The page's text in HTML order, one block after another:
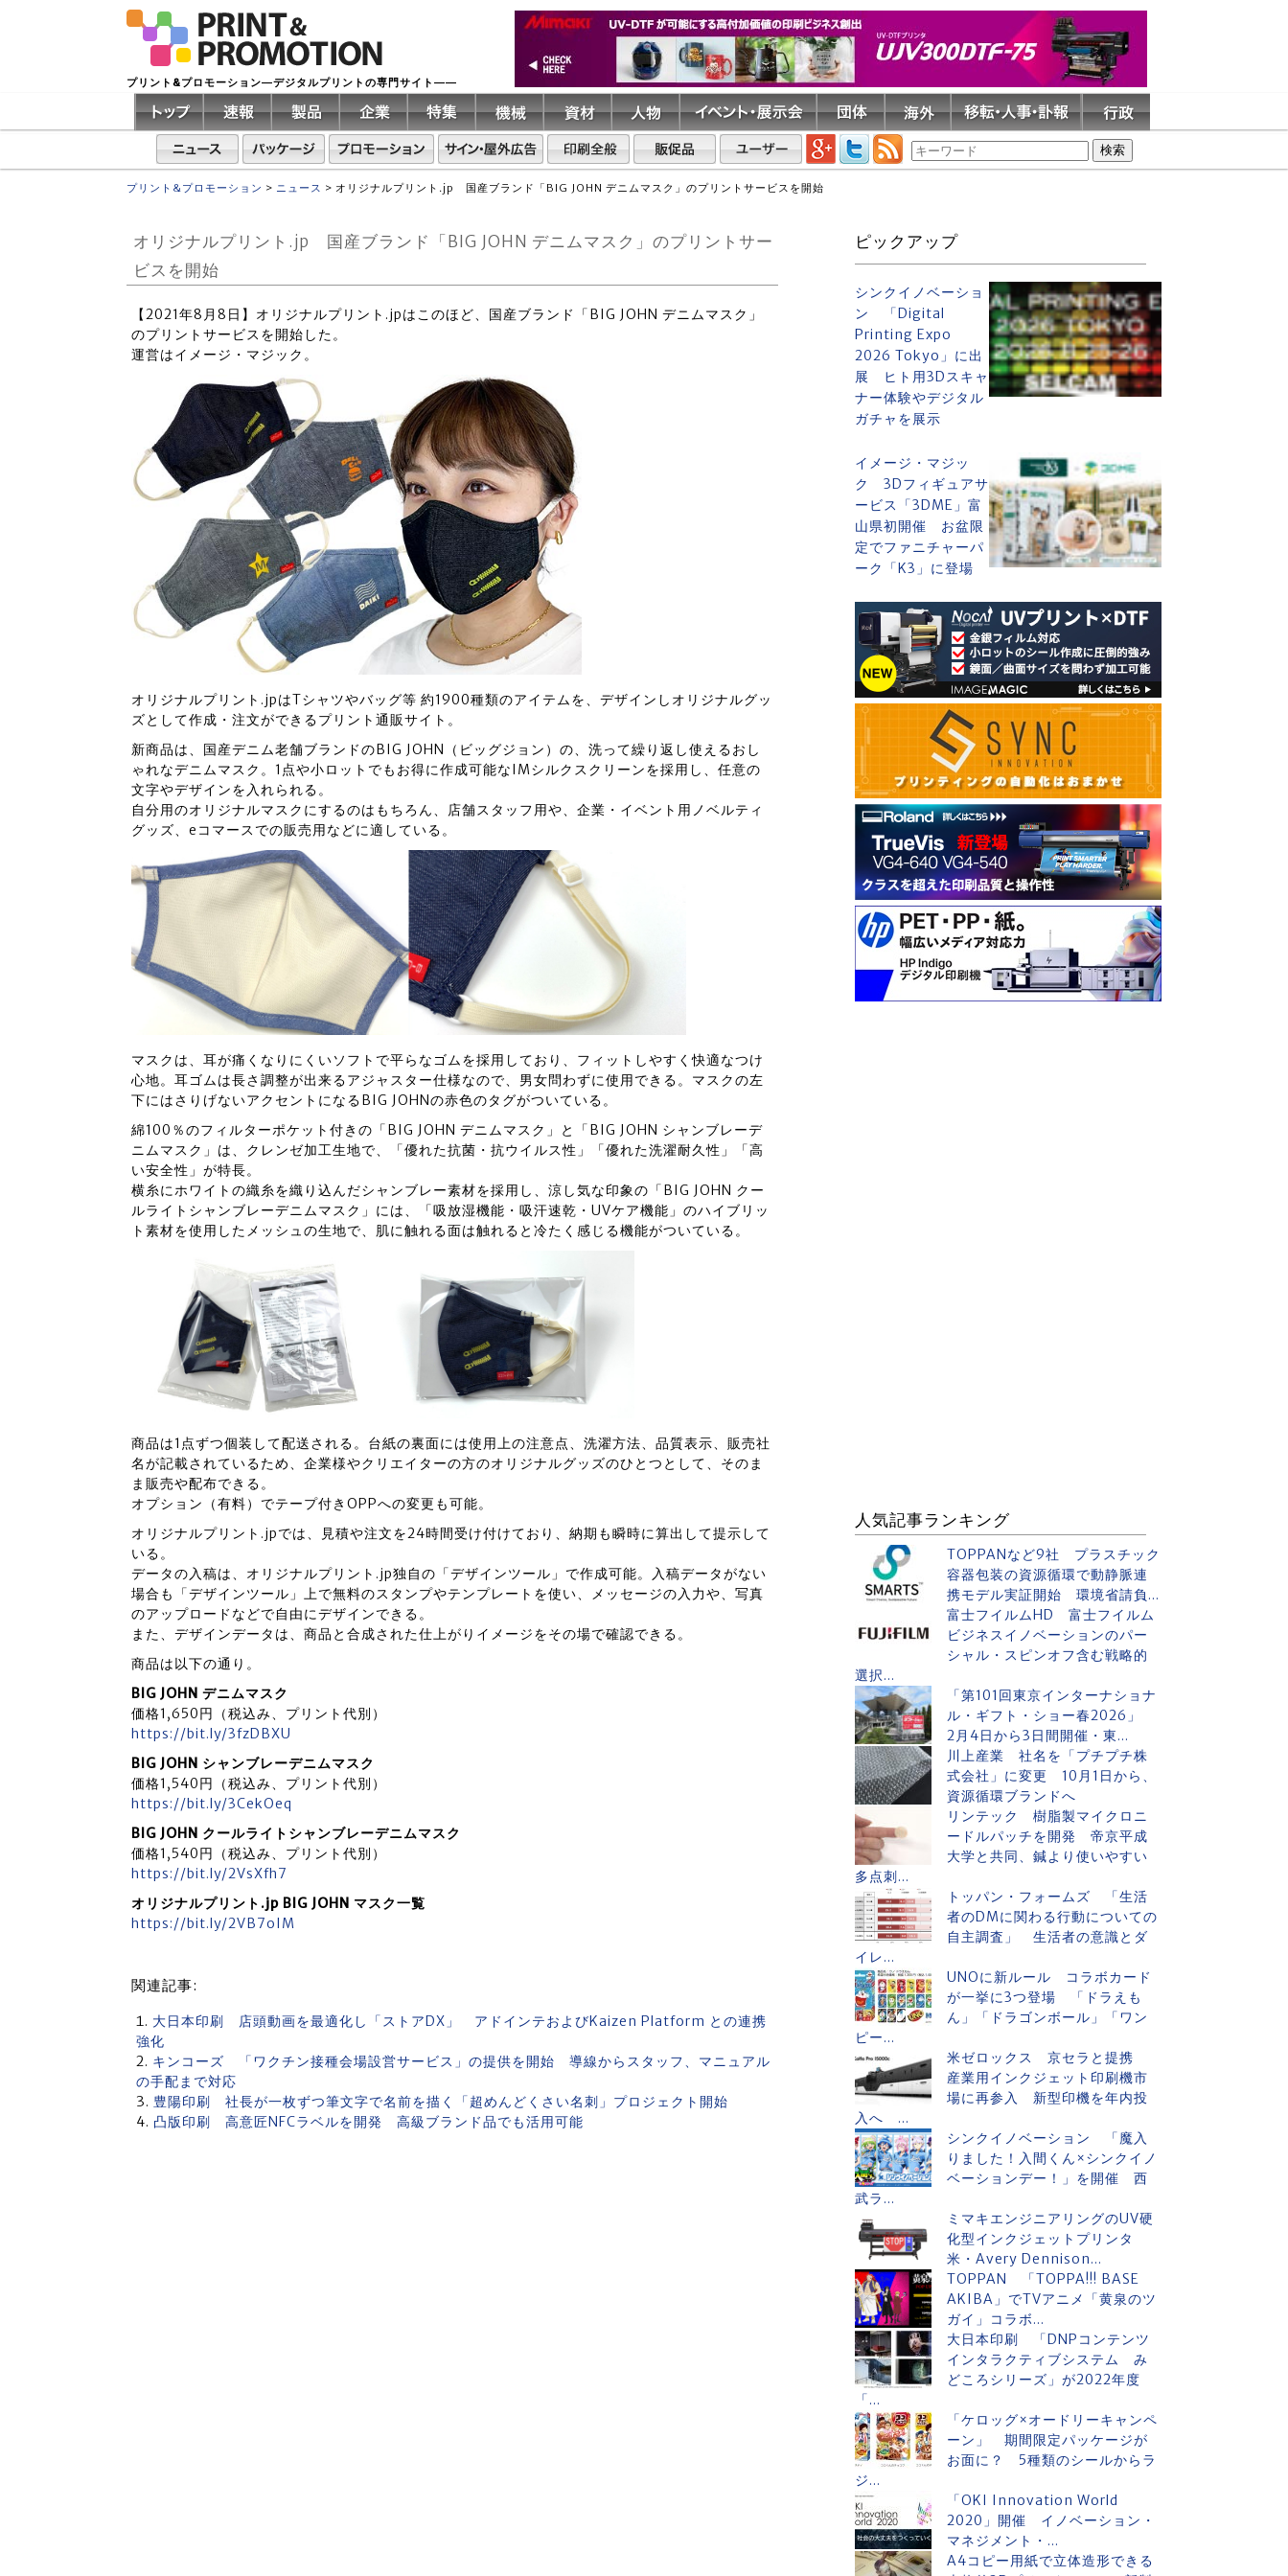
プリント&プロモーション―デジタルプリントの専門サイト――
プリント&プロモーション > ニュース > オリジナルプリント.jp 国産ブランド「BIG JOHN デニムマスク」のプリントサービスを開始
オリジナルプリント.jp 国産ブランド「BIG JOHN デニムマスク」のプリントサー
ビスを開始
【2021年8月8日】オリジナルプリント.jpはこのほど、国産ブランド「BIG JOHN デニムマスク」
のプリントサービスを開始した。
運営はイメージ・マジック。
オリジナルプリント.jpはTシャツやバッグ等 約1900種類のアイテムを、デザインしオリジナルグッ
ズとして作成・注文ができるプリント通販サイト。
新商品は、国産デニム老舗ブランドのBIG JOHN（ビッグジョン）の、洗って繰り返し使えるおし
ゃれなデニムマスク。1点や小ロットでもお得に作成可能なIMシルクスクリーンを採用し、任意の
文字やデザインを入れられる。
自分用のオリジナルマスクにするのはもちろん、店舗スタッフ用や、企業・イベント用ノベルティ
グッズ、eコマースでの販売用などに適している。
マスクは、耳が痛くなりにくいソフトで平らなゴムを採用しており、フィットしやすく快適なつけ
心地。耳ゴムは長さ調整が出来るアジャスター仕様なので、男女問わずに使用できる。マスクの左
下にはさりげないアクセントになるBIG JOHNの赤色のタグがついている。
綿100％のフィルターポケット付きの「BIG JOHN デニムマスク」と「BIG JOHN シャンブレーデ
ニムマスク」は、クレンゼ加工生地で、「優れた抗菌・抗ウイルス性」「優れた洗濯耐久性」「高
い安全性」が特長。
横糸にホワイトの織糸を織り込んだシャンブレー素材を採用し、涼し気な印象の「BIG JOHN クー
ルライトシャンブレーデニムマスク」には、「吸放湿機能・吸汗速乾・UVケア機能」のハイブリッ
ト素材を使用したメッシュの生地で、肌に触れる面は触れると冷たく感じる機能がついている。
商品は1点ずつ個装して配送される。台紙の裏面には使用上の注意点、洗濯方法、品質表示、販売社
名が記載されているため、企業様やクリエイターの方のオリジナルグッズのひとつとして、そのま
ま販売や配布できる。
オプション（有料）でテープ付きOPPへの変更も可能。
オリジナルプリント.jpでは、見積や注文を24時間受け付けており、納期も瞬時に算出して提示して
いる。
データの入稿は、オリジナルプリント.jp独自の「デザインツール」で作成可能。入稿データがない
場合も「デザインツール」上で無料のスタンプやテンプレートを使い、メッセージの入力や、写真
のアップロードなどで自由にデザインできる。
また、デザインデータは、商品と合成された仕上がりイメージをその場で確認できる。
商品は以下の通り。
BIG JOHN デニムマスク
価格1,650円（税込み、プリント代別）
https://bit.ly/3fzDBXU
BIG JOHN シャンブレーデニムマスク
価格1,540円（税込み、プリント代別）
https://bit.ly/3CekOeq
BIG JOHN クールライトシャンブレーデニムマスク
価格1,540円（税込み、プリント代別）
https://bit.ly/2VsXfh7
オリジナルプリント.jp BIG JOHN マスク一覧
https://bit.ly/2VB7oIM
関連記事:
大日本印刷 店頭動画を最適化し「ストアDX」 アドインテおよびKaizen Platform との連携
強化
キンコーズ 「ワクチン接種会場設営サービス」の提供を開始 導線からスタッフ、マニュアル
の手配まで対応
豊陽印刷 社長が一枚ずつ筆文字で名前を描く「超めんどくさい名刺」プロジェクト開始
凸版印刷 高意匠NFCラベルを開発 高級ブランド品でも活用可能
ピックアップ
シンクイノベーショ
ン 「Digital
Printing Expo
2026 Tokyo」に出
展 ヒト用3Dスキャ
ナー体験やデジタル
ガチャを展示
イメージ・マジッ
ク 3Dフィギュアサ
ービス「3DME」富
山県初開催 お盆限
定でファニチャーパ
ーク「K3」に登場
人気記事ランキング
TOPPANなど9社 プラスチック
容器包装の資源循環で動静脈連
携モデル実証開始 環境省請負...
富士フイルムHD 富士フイルム
ビジネスイノベーションのパー
シャル・スピンオフ含む戦略的
選択...
「第101回東京インターナショナ
ル・ギフト・ショー春2026」
2月4日から3日間開催・東...
川上産業 社名を「プチプチ株
式会社」に変更 10月1日から、
資源循環ブランドへ
リンテック 樹脂製マイクロニ
ードルパッチを開発 帝京平成
大学と共同、鍼より使いやすい
多点刺...
トッパン・フォームズ 「生活
者のDMに関わる行動についての
自主調査」 生活者の意識とダ
イレ...
UNOに新ルール コラボカード
が一挙に3つ登場 「ドラえも
ん」「ドラゴンボール」「ワン
ピー...
米ゼロックス 京セラと提携
産業用インクジェット印刷機市
場に再参入 新型印機を年内投
入へ ...
シンクイノベーション 「魔入
りました！入間くん×シンクイノ
ベーションデー！」を開催 西
武ラ...
ミマキエンジニアリングのUV硬
化型インクジェットプリンタ
米・Avery Dennison...
TOPPAN 「TOPPA!!! BASE
AKIBA」でTVアニメ「黄泉のツ
ガイ」コラボ...
大日本印刷 「DNPコンテンツ
インタラクティブシステム み
どころシリーズ」が2022年度
「...
「ケロッグ×オードリーキャンペ
ーン」 期間限定パッケージが
お面に？ 5種類のシールからラ
ジ...
「OKI Innovation World
2020」開催 イノベーション・
マネジメント・...
A4コピー用紙で立体造形できる